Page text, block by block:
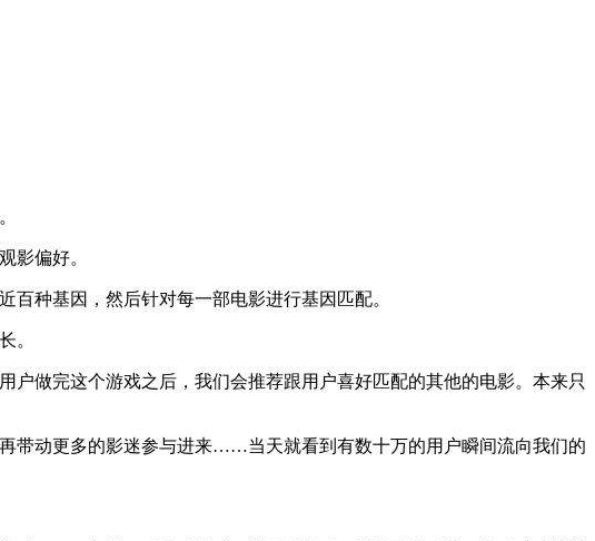
影偏好。
种基因，然后针对每一部电影进行基因匹配。
。
做完这个游戏之后，我们会推荐跟用户喜好匹配的其他的电影。本来只
动更多的影迷参与进来……当天就看到有数十万的用户瞬间流向我们的